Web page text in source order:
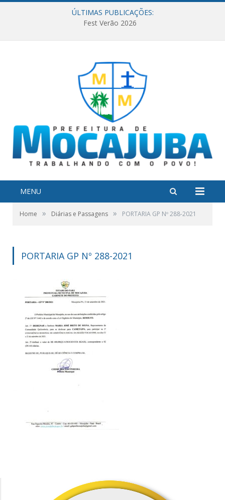
ÚLTIMAS PUBLICAÇÕES:
Fest Verão 2026
MENU
Home » Diárias e Passagens » PORTARIA GP Nº 288-2021
PORTARIA GP Nº 288-2021